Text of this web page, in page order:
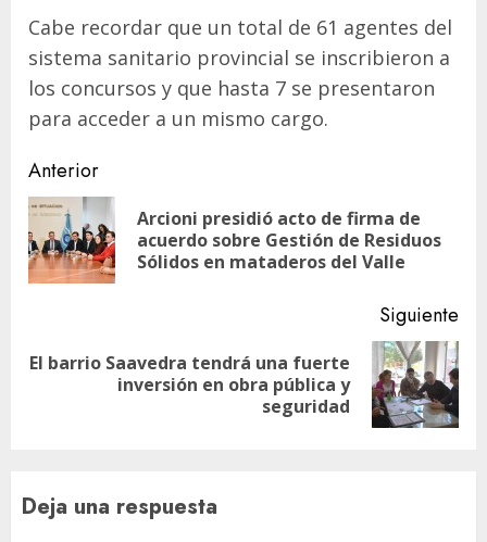
Cabe recordar que un total de 61 agentes del
sistema sanitario provincial se inscribieron a
los concursos y que hasta 7 se presentaron
para acceder a un mismo cargo.
Navegación
de
entradas
Anterior
Arcioni presidió acto de firma de
acuerdo sobre Gestión de Residuos
Sólidos en mataderos del Valle
Siguiente
Siguiente
El barrio Saavedra tendrá una fuerte
inversión en obra pública y
seguridad
Deja una respuesta